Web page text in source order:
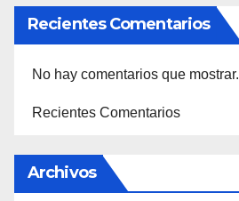
Recientes Comentarios
No hay comentarios que mostrar.
Recientes Comentarios
Archivos